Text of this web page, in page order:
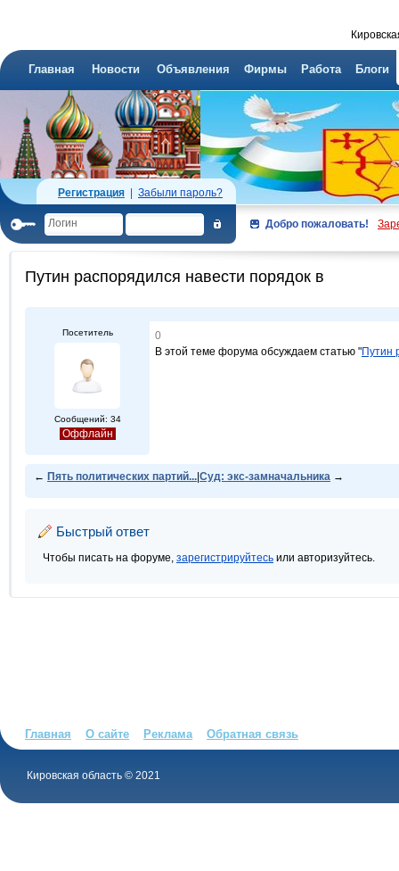
Главная Новости Объявления Фирмы Работа Блоги
Регистрация Забыли пароль?
Добро пожаловать!
Путин распорядился навести порядок в
Посетитель
Сообщений: 34
Оффлайн
0
В этой теме форума обсуждаем статью "Путин
← Пять политических партий... Суд: экс-замначальника →
Быстрый ответ
Чтобы писать на форуме, зарегистрируйтесь или авторизуйтесь.
Главная О сайте Реклама Обратная связь
Кировская область © 2021